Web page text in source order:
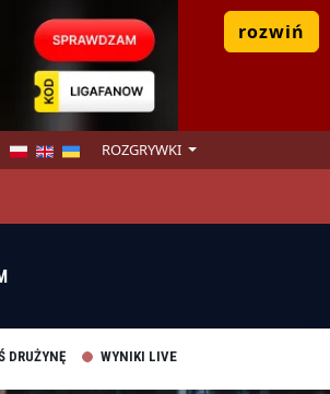
rozwiń
ROZGRYWKI
DRUŻYNĘ WYNIKI LIVE